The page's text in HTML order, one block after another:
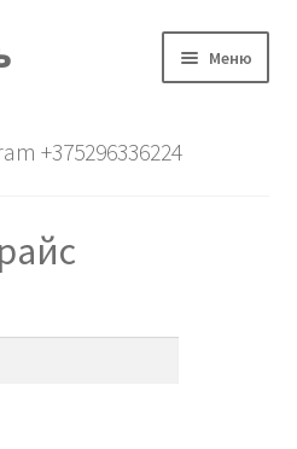
Меню
+375296336224